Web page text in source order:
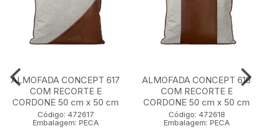
ALMOFADA CONCEPT 617
COM RECORTE E
CORDONE 50 cm x 50 cm
Código: 472617
Embalagem: PECA
ALMOFADA CONCEPT 618
COM RECORTE E
CORDONE 50 cm x 50 cm
Código: 472618
Embalagem: PECA